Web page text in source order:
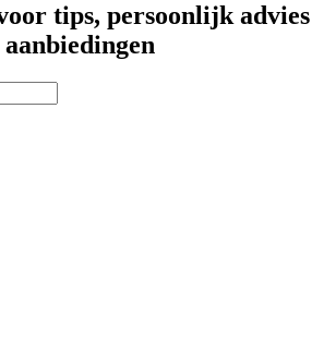
tips, persoonlijk advies